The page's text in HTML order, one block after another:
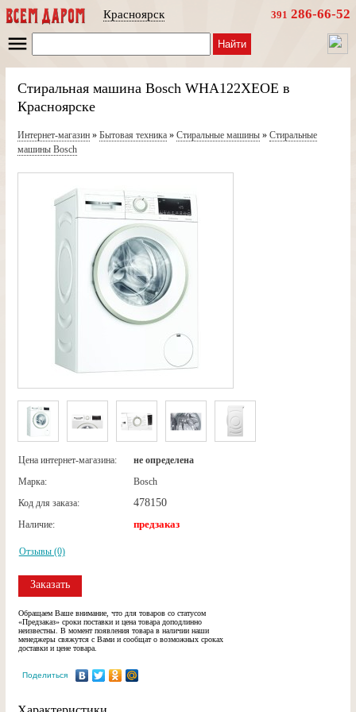
Красноярск 391 286-66-52
Найти
Стиральная машина Bosch WHA122XEOE в
Красноярске
Интернет-магазин» Бытовая техника» Стиральные машины» Стиральные
машины Bosch
Цена интернет-магазина:
не определена
Марка:
Bosch
Код для заказа:
478150
Наличие: предзаказ
Отзывы (0)
Заказать
Обращаем Ваше внимание, что для товаров со статусом
«Предзаказ» сроки поставки и цена товара доподлинно
неизвестны. В момент появления товара в наличии наши
менеджеры свяжутся с Вами и сообщат о возможных сроках
доставки и цене товара.
Поделиться